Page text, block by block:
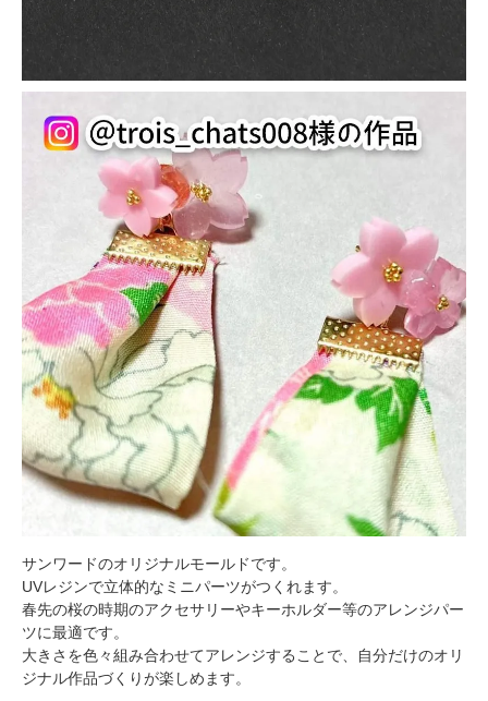
サンワードのオリジナルモールドです。
UVレジンで立体的なミニパーツがつくれます。
春先の桜の時期のアクセサリーやキーホルダー等のアレンジパー
ツに最適です。
大きさを色々組み合わせてアレンジすることで、自分だけのオリ
ジナル作品づくりが楽しめます。